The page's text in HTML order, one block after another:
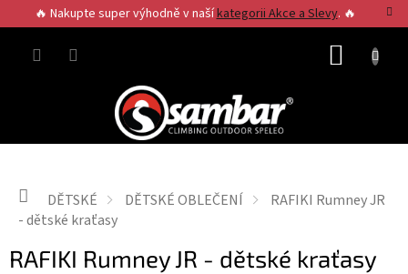
na
obsah
🔥 Nakupte super výhodně v našíkategorii Akce a Slevy. 🔥
Domů
DĚTSKÉ DĚTSKÉ OBLEČENÍ
RAFIKI Rumney JR
- dětské kraťasy
RAFIKI Rumney JR - dětské kraťasy